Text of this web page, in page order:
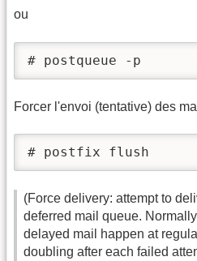
ou
# postqueue -p
Forcer l'envoi (tentative) des
# postfix flush
(Force delivery: attempt to
deferred mail queue.
delayed mail happen at
doubling after each failed